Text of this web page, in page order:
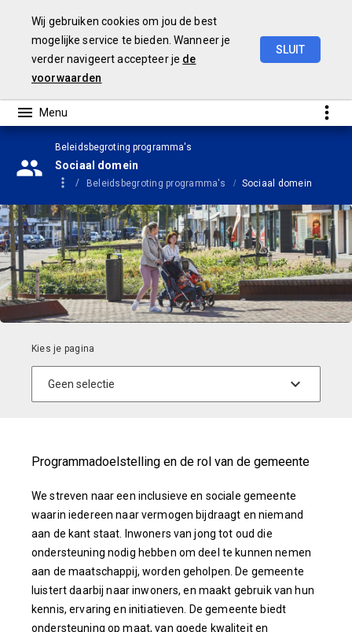
Wij gebruiken cookies om jou de best
mogelijke service te bieden. Wanneer je
verder navigeert accepteer je de
voorwaarden
SLUIT
Beleidsbegroting programma's
Sociaal domein
Beleidsbegroting programma's Sociaal domein
Programmadoelstelling en de rol van de gemeente
We streven naar een inclusieve en sociale gemeente
waarin iedereen naar vermogen bijdraagt en niemand
aan de kant staat. Inwoners van jong tot oud die
ondersteuning nodig hebben om deel te kunnen nemen
aan de maatschappij, worden geholpen. De gemeente
luistert daarbij naar inwoners, en maakt gebruik van hun
kennis, ervaring en initiatieven. De gemeente biedt
ondersteuning op maat, van goede kwaliteit en